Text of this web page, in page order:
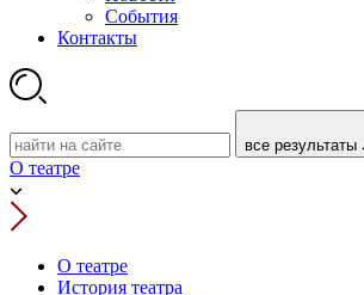
События
Контакты
все результаты
О театре
О театре
История театра